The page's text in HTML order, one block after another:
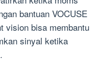
bantuan VOCUSE
vision bisa membantu
sinyal ketika